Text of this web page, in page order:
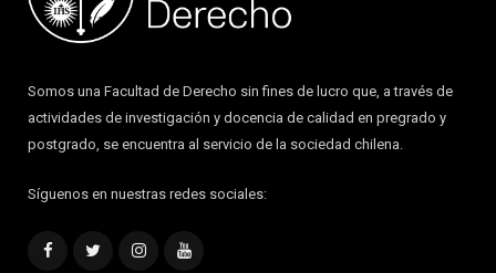
Somos una Facultad de Derecho sin fines de lucro que, a través de
actividades de investigación y docencia de calidad en pregrado y
postgrado, se encuentra al servicio de la sociedad chilena.
Síguenos en nuestras redes sociales:
FacebookTwitterInstagramYouTube